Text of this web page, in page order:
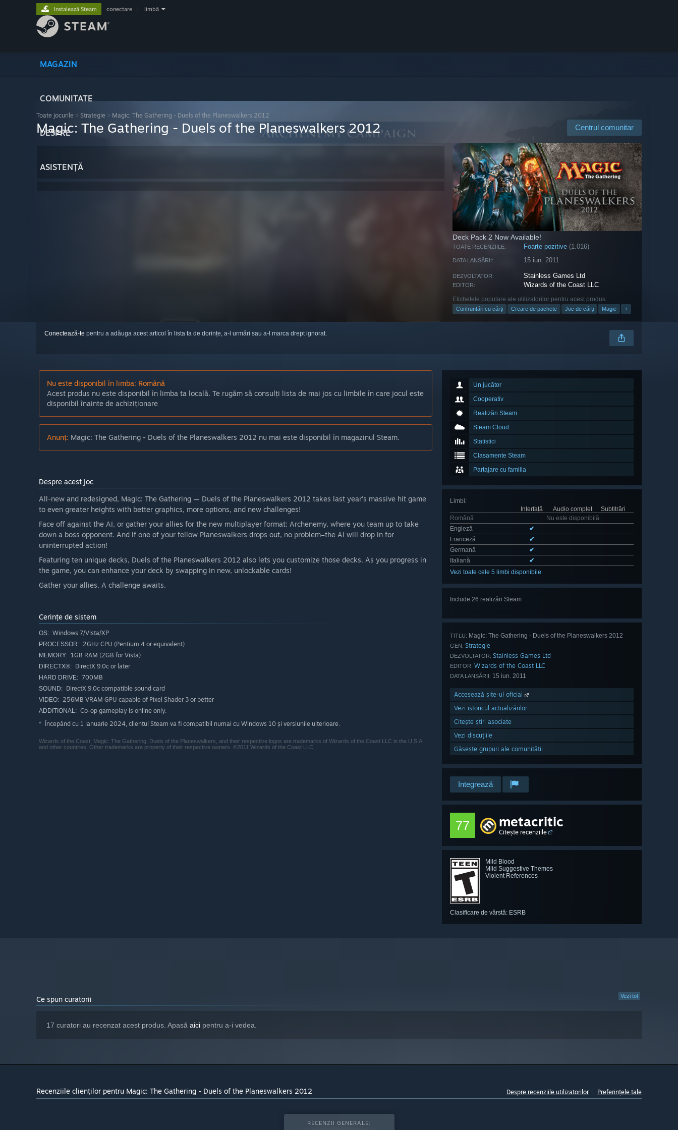
MAGAZIN
COMUNITATE
DESPRE
ASISTENȚĂ
Instalează Steam conectare limbă
Toate jocurile > Strategie > Magic: The Gathering - Duels of the Planeswalkers 2012
Centrul comunitar
Magic: The Gathering - Duels of the Planeswalkers 2012
Deck Pack 2 Now Available!
TOATE RECENZIILE: Foarte pozitive (1.016)
DATA LANSĂRII: 15 iun. 2011
DEZVOLTATOR: Stainless Games Ltd
EDITOR: Wizards of the Coast LLC
Etichetele populare ale utilizatorilor pentru acest produs:
Confruntări cu cărți Creare de pachete Joc de cărți Magie +
Conectează-te pentru a adăuga acest articol în lista ta de dorințe, a-l urmări sau a-l marca drept ignorat.
Un jucător
Cooperativ
Realizări Steam
Steam Cloud
Statistici
Clasamente Steam
Partajare cu familia
Limbi:
Interfață
Audio complet
Subtitrări
Română
Nu este disponibilă
Engleză
✔
Franceză
✔
Germană
✔
Italiană
✔
Vezi toate cele 5 limbi disponibile
Include 26 realizări Steam
TITLU: Magic: The Gathering - Duels of the Planeswalkers 2012
GEN: Strategie
DEZVOLTATOR: Stainless Games Ltd
EDITOR: Wizards of the Coast LLC
DATA LANSĂRII: 15 iun. 2011
Accesează site-ul oficial
Vezi istoricul actualizărilor
Citește știri asociate
Vezi discuțiile
Găsește grupuri ale comunității
Integrează
77 metacritic
Citește recenziile
Mild Blood
Mild Suggestive Themes
Violent References
Clasificare de vârstă: ESRB
Nu este disponibil în limba: Română
Acest produs nu este disponibil în limba ta locală. Te rugăm să consulți lista de mai jos cu limbile în care jocul este
disponibil înainte de achiziționare
Anunț: Magic: The Gathering - Duels of the Planeswalkers 2012 nu mai este disponibil în magazinul Steam.
Despre acest joc
All-new and redesigned, Magic: The Gathering — Duels of the Planeswalkers 2012 takes last year’s massive hit game
to even greater heights with better graphics, more options, and new challenges!
Face off against the AI, or gather your allies for the new multiplayer format: Archenemy, where you team up to take
down a boss opponent. And if one of your fellow Planeswalkers drops out, no problem–the AI will drop in for
uninterrupted action!
Featuring ten unique decks, Duels of the Planeswalkers 2012 also lets you customize those decks. As you progress in
the game, you can enhance your deck by swapping in new, unlockable cards!
Gather your allies. A challenge awaits.
Cerințe de sistem
OS: Windows 7/Vista/XP
PROCESSOR: 2GHz CPU (Pentium 4 or equivalent)
MEMORY: 1GB RAM (2GB for Vista)
DIRECTX®: DirectX 9.0c or later
HARD DRIVE: 700MB
SOUND: DirectX 9.0c compatible sound card
VIDEO: 256MB VRAM GPU capable of Pixel Shader 3 or better
ADDITIONAL: Co-op gameplay is online only.
* Începând cu 1 ianuarie 2024, clientul Steam va fi compatibil numai cu Windows 10 și versiunile ulterioare.
Wizards of the Coast, Magic: The Gathering, Duels of the Planeswalkers, and their respective logos are trademarks of Wizards of the Coast LLC in the U.S.A.
and other countries. Other trademarks are property of their respective owners. ©2011 Wizards of the Coast LLC.
Vezi tot
Ce spun curatorii
17 curatori au recenzat acest produs. Apasă aici pentru a-i vedea.
Recenziile clienților pentru Magic: The Gathering - Duels of the Planeswalkers 2012 Despre recenziile utilizatorilor Preferințele tale
RECENZII GENERALE: